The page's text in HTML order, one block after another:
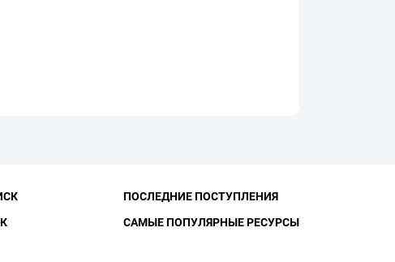
ПОСЛЕДНИЕ ПОСТУПЛЕНИЯ
САМЫЕ ПОПУЛЯРНЫЕ РЕСУРСЫ